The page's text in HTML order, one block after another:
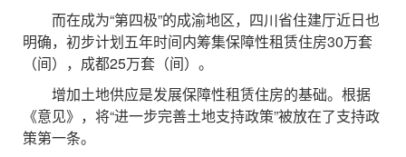
而在成为“第四极”的成渝地区，四川省住建厅近日也
明确，初步计划五年时间内筹集保障性租赁住房30万套
（间），成都25万套（间）。
增加土地供应是发展保障性租赁住房的基础。根据
《意见》，将“进一步完善土地支持政策”被放在了支持政
策第一条。